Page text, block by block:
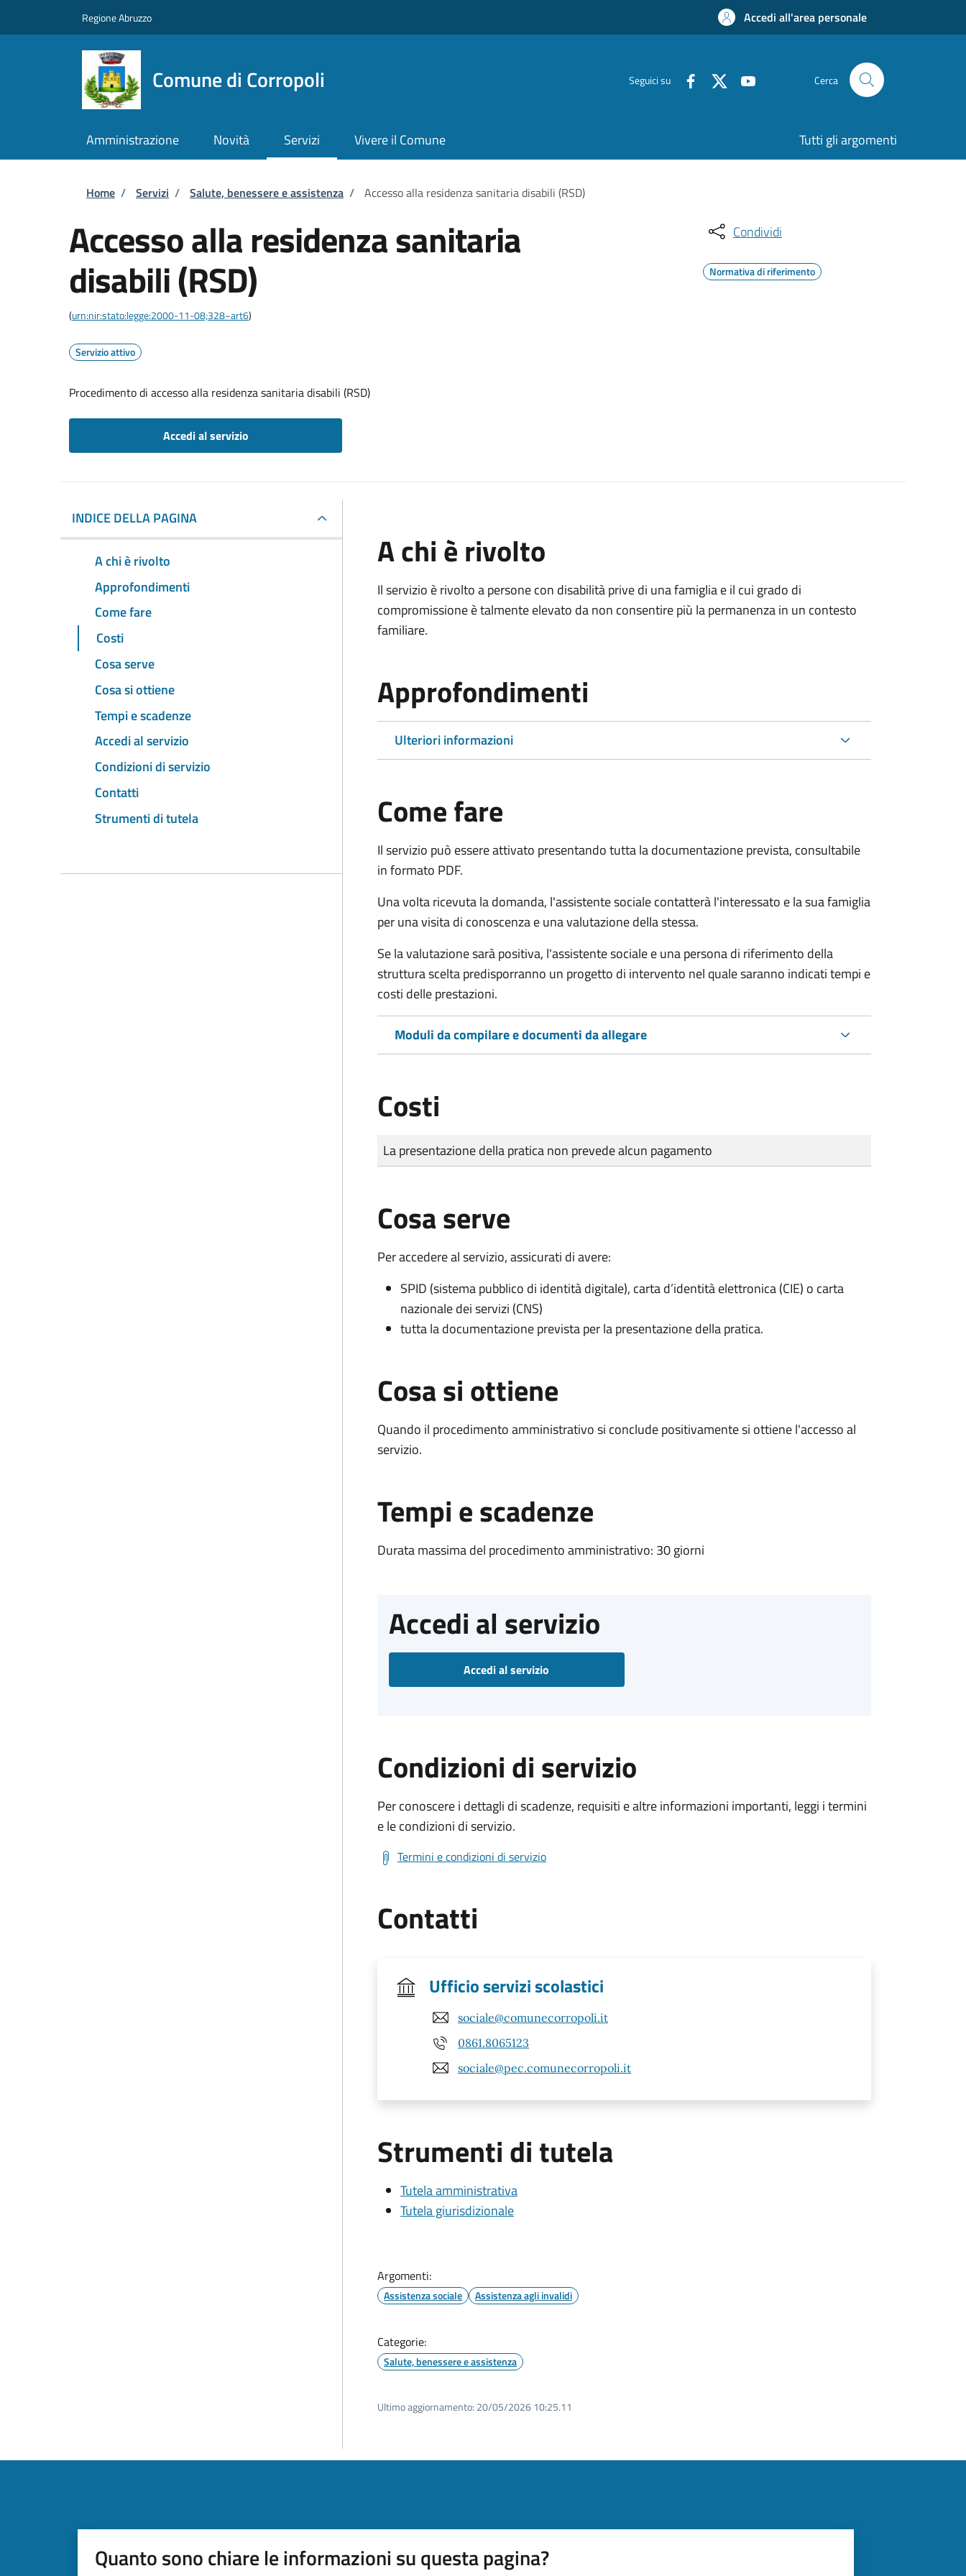
Regione Abruzzo Accedi all'area personale
Comune di Corropoli Seguici su Cerca
Amministrazione Novità Servizi Vivere il Comune Tutti gli argomenti
Briciole di pane
Home / Servizi / Salute, benessere e assistenza / Accesso alla residenza sanitaria disabili (RSD)
Accesso alla residenza sanitaria
disabili (RSD)
(urn:nir:stato:legge:2000-11-08;328~art6)
Servizio attivo
Procedimento di accesso alla residenza sanitaria disabili (RSD)
Accedi al servizio
Condividi
Normativa di riferimento
INDICE DELLA PAGINA
A chi è rivolto
Approfondimenti
Come fare
Costi
Cosa serve
Cosa si ottiene
Tempi e scadenze
Accedi al servizio
Condizioni di servizio
Contatti
Strumenti di tutela
A chi è rivolto
Il servizio è rivolto a persone con disabilità prive di una famiglia e il cui grado di
compromissione è talmente elevato da non consentire più la permanenza in un contesto
familiare.
Approfondimenti
Ulteriori informazioni
Come fare
Il servizio può essere attivato presentando tutta la documentazione prevista, consultabile
in formato PDF.
Una volta ricevuta la domanda, l'assistente sociale contatterà l'interessato e la sua famiglia
per una visita di conoscenza e una valutazione della stessa.
Se la valutazione sarà positiva, l'assistente sociale e una persona di riferimento della
struttura scelta predisporranno un progetto di intervento nel quale saranno indicati tempi e
costi delle prestazioni.
Moduli da compilare e documenti da allegare
Costi
Tipo di pagamento
Importo
La presentazione della pratica non prevede alcun pagamento
Cosa serve
Per accedere al servizio, assicurati di avere:
SPID (sistema pubblico di identità digitale), carta d’identità elettronica (CIE) o carta
nazionale dei servizi (CNS)
tutta la documentazione prevista per la presentazione della pratica.
Cosa si ottiene
Quando il procedimento amministrativo si conclude positivamente si ottiene l'accesso al
servizio.
Tempi e scadenze
Durata massima del procedimento amministrativo: 30 giorni
Accedi al servizio
Accedi al servizio
Condizioni di servizio
Per conoscere i dettagli di scadenze, requisiti e altre informazioni importanti, leggi i termini
e le condizioni di servizio.
Termini e condizioni di servizio
Contatti
Ufficio servizi scolastici
sociale@comunecorropoli.it
0861.8065123
sociale@pec.comunecorropoli.it
Strumenti di tutela
Tutela amministrativa
Tutela giurisdizionale
Argomenti:
Assistenza sociale Assistenza agli invalidi
Categorie:
Salute, benessere e assistenza
Ultimo aggiornamento: 20/05/2026 10:25.11
Quanto sono chiare le informazioni su questa pagina?